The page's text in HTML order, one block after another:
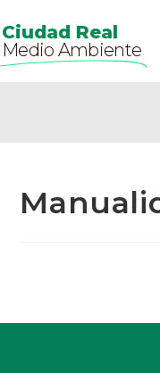
Ciudad Real
Medio Ambiente